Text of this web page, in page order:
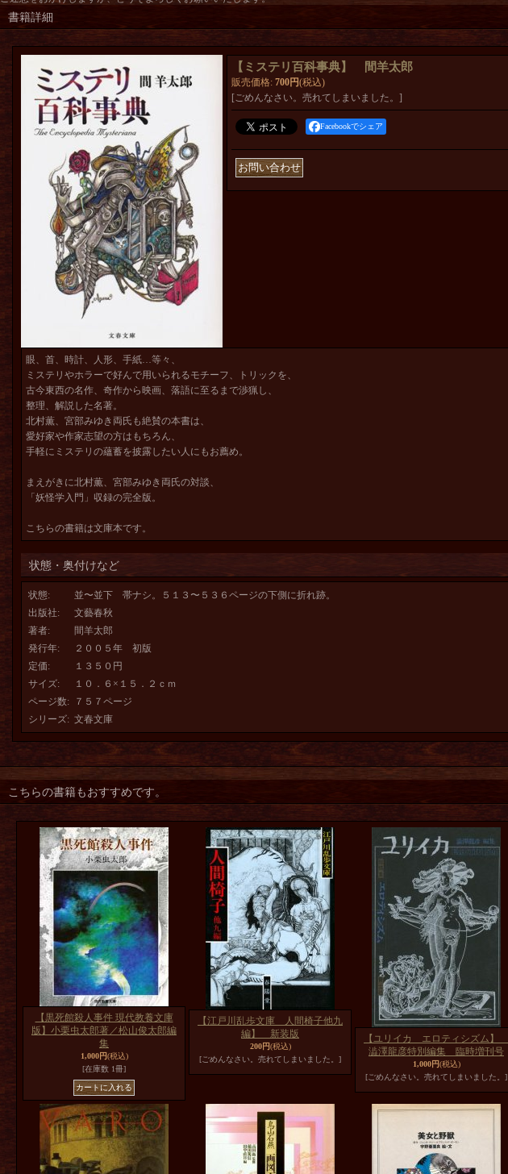
書籍詳細
【ミステリ百科事典】 間羊太郎
販売価格: 700円(税込)
[ごめんなさい。売れてしまいました。]
Facebookでシェア
眼、首、時計、人形、手紙…等々、
ミステリやホラーで好んで用いられるモチーフ、トリックを、
古今東西の名作、奇作から映画、落語に至るまで渉猟し、
整理、解説した名著。
北村薫、宮部みゆき両氏も絶賛の本書は、
愛好家や作家志望の方はもちろん、
手軽にミステリの蘊蓄を披露したい人にもお薦め。
まえがきに北村薫、宮部みゆき両氏の対談、
「妖怪学入門」収録の完全版。
こちらの書籍は文庫本です。
状態・奥付けなど
状態:
並〜並下 帯ナシ。５１３〜５３６ページの下側に折れ跡。
出版社:
文藝春秋
著者:
間羊太郎
発行年:
２００５年 初版
定価:
１３５０円
サイズ:
１０．６×１５．２ｃｍ
ページ数:
７５７ページ
シリーズ: 文春文庫
こちらの書籍もおすすめです。
【黒死館殺人事件 現代教養文庫
版】小栗虫太郎著／松山俊太郎編
集
1,000円(税込)
[在庫数 1冊]
【江戸川乱歩文庫 人間椅子他九
編】 新装版
200円(税込)
[ごめんなさい。売れてしまいました。]
【ユリイカ エロティシズム】
澁澤龍彦特別編集 臨時増刊号
1,000円(税込)
[ごめんなさい。売れてしまいました。]